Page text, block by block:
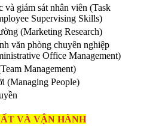
và giám sát nhân viên (Task
Supervising Skills)
(Marketing Research)
văn phòng chuyên nghiệp
Office Management)
Management)
(Managing People)
VÀ VẬN HÀNH